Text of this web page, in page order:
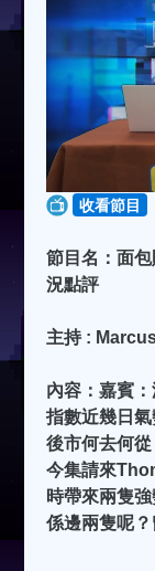
收看節目
節目名：面
況點評
主持 :
內容：嘉賓
指數近幾日
後市何去何
今集請來
時帶來兩隻
係邊兩隻呢？